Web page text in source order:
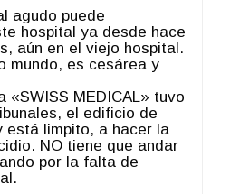
agudo puede
hospital ya desde hace
aún en el viejo hospital.
mundo, es cesárea y
«SWISS MEDICAL» tuvo
el edificio de
está limpito, a hacer la
NO tiene que andar
por la falta de